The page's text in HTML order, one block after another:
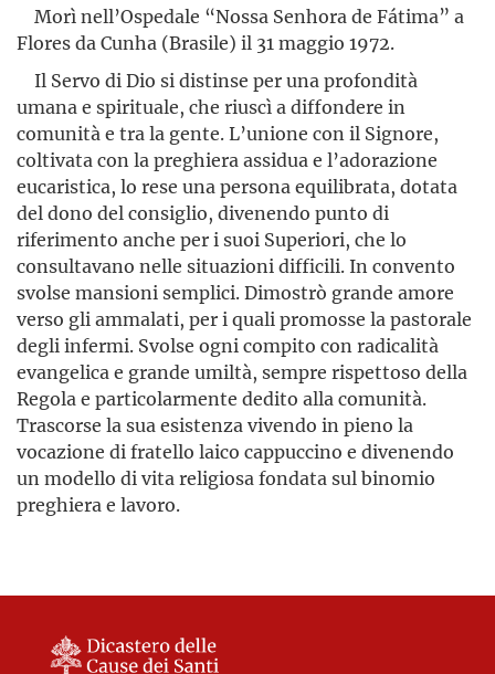
Morì nell’Ospedale “Nossa Senhora de Fátima” a
Flores da Cunha (Brasile) il 31 maggio 1972.
Il Servo di Dio si distinse per una profondità
umana e spirituale, che riuscì a diffondere in
comunità e tra la gente. L’unione con il Signore,
coltivata con la preghiera assidua e l’adorazione
eucaristica, lo rese una persona equilibrata, dotata
del dono del consiglio, divenendo punto di
riferimento anche per i suoi Superiori, che lo
consultavano nelle situazioni difficili. In convento
svolse mansioni semplici. Dimostrò grande amore
verso gli ammalati, per i quali promosse la pastorale
degli infermi. Svolse ogni compito con radicalità
evangelica e grande umiltà, sempre rispettoso della
Regola e particolarmente dedito alla comunità.
Trascorse la sua esistenza vivendo in pieno la
vocazione di fratello laico cappuccino e divenendo
un modello di vita religiosa fondata sul binomio
preghiera e lavoro.